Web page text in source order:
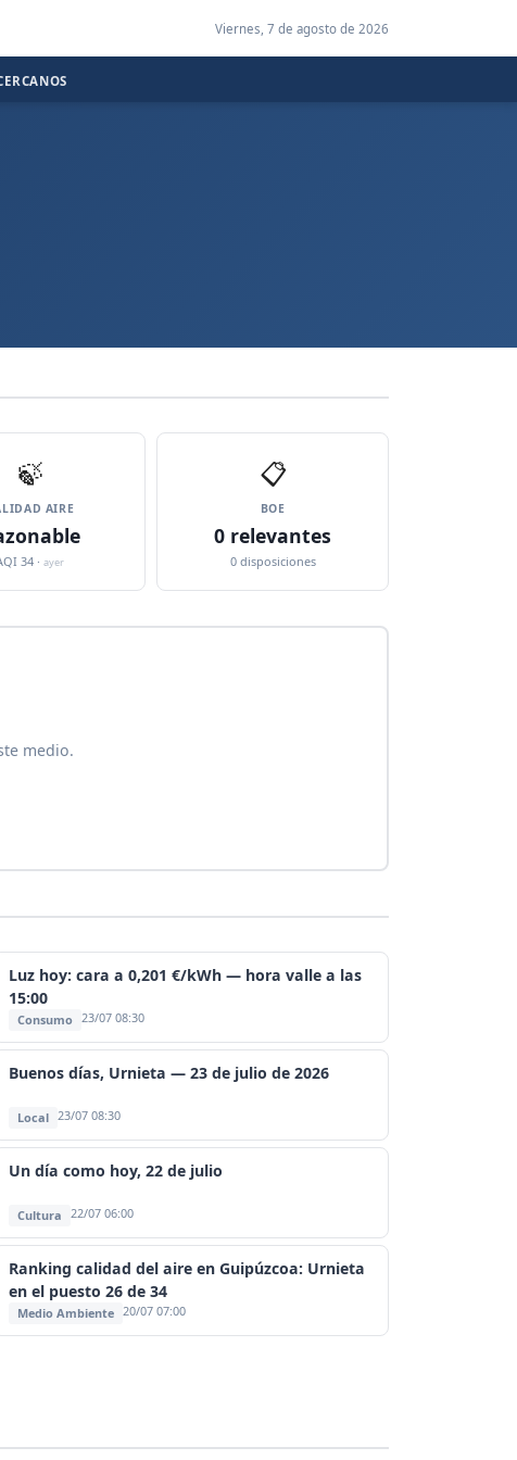
Viernes, 7 de agosto de 2026
🍃
AIRE
34 ·ayer
📋
BOE
0 relevantes
0 disposiciones
medio.
Luz hoy: cara a 0,201 €/kWh — hora valle a las
15:00
Consumo 23/07 08:30
Buenos días, Urnieta — 23 de julio de 2026
Local 23/07 08:30
Un día como hoy, 22 de julio
Cultura 22/07 06:00
Ranking calidad del aire en Guipúzcoa: Urnieta
en el puesto 26 de 34
Medio Ambiente 20/07 07:00